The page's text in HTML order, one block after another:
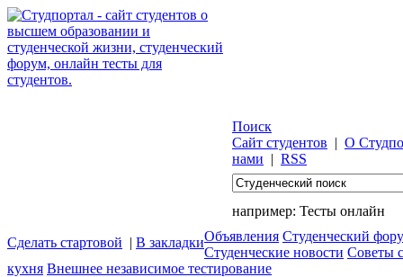
Поиск
Сайт студентов | О
нами | RSS
например: Тесты онлайн
Сделать стартовой | В закладкиОбъявления Студенческий
Студенческие новости Советы
кухня Внешнее независимое тестирование